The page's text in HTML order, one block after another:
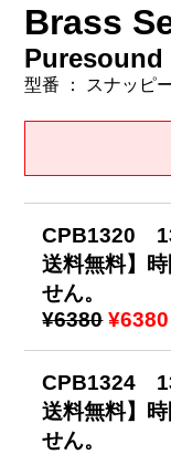
Brass
Puresound
型番 ： スナッピ
CPB1320
送料無料】
せん。
¥6380 ¥6380
CPB1324
送料無料】
せん。